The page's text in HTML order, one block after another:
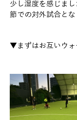
少し湿度を感じま
節での対外試合とな
▼まずはお互いウォ